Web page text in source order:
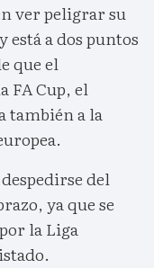
ver peligrar su
está a dos puntos
que el
FA Cup, el
también a la
del
ya que se
la Liga